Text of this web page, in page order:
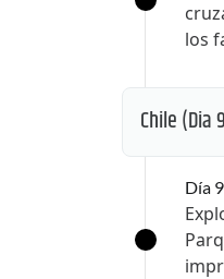
los
Chile(Dia
Día